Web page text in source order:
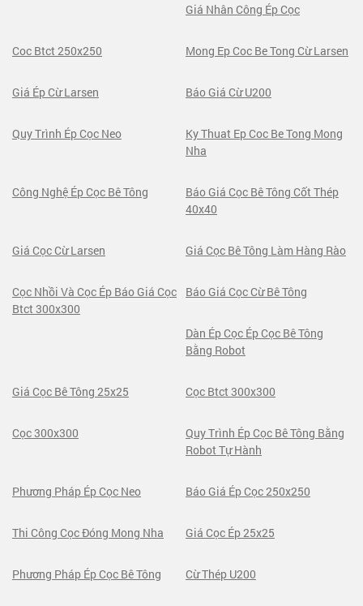
Giá Nhân Công Ép Cọc
Coc Btct 250x250 Mong Ep Coc Be Tong Cừ Larsen
Giá Ép Cừ Larsen Báo Giá Cừ U200
Quy Trình Ép Cọc Neo
Ky Thuat Ep Coc Be Tong Mong
Nha
Công Nghệ Ép Cọc Bê Tông
Báo Giá Cọc Bê Tông Cốt Thép
40x40
Giá Cọc Cừ Larsen Giá Cọc Bê Tông Làm Hàng Rào
Cọc Nhồi Và Cọc Ép Báo Giá Cọc
Btct 300x300
Báo Giá Cọc Cừ Bê Tông
Dàn Ép Cọc Ép Cọc Bê Tông
Bằng Robot
Giá Cọc Bê Tông 25x25 Cọc Btct 300x300
Cọc 300x300
Quy Trình Ép Cọc Bê Tông Bằng
Robot Tự Hành
Phương Pháp Ép Cọc Neo Báo Giá Ép Cọc 250x250
Thi Công Cọc Đóng Mong Nha Giá Cọc Ép 25x25
Phương Pháp Ép Cọc Bê Tông Cừ Thép U200